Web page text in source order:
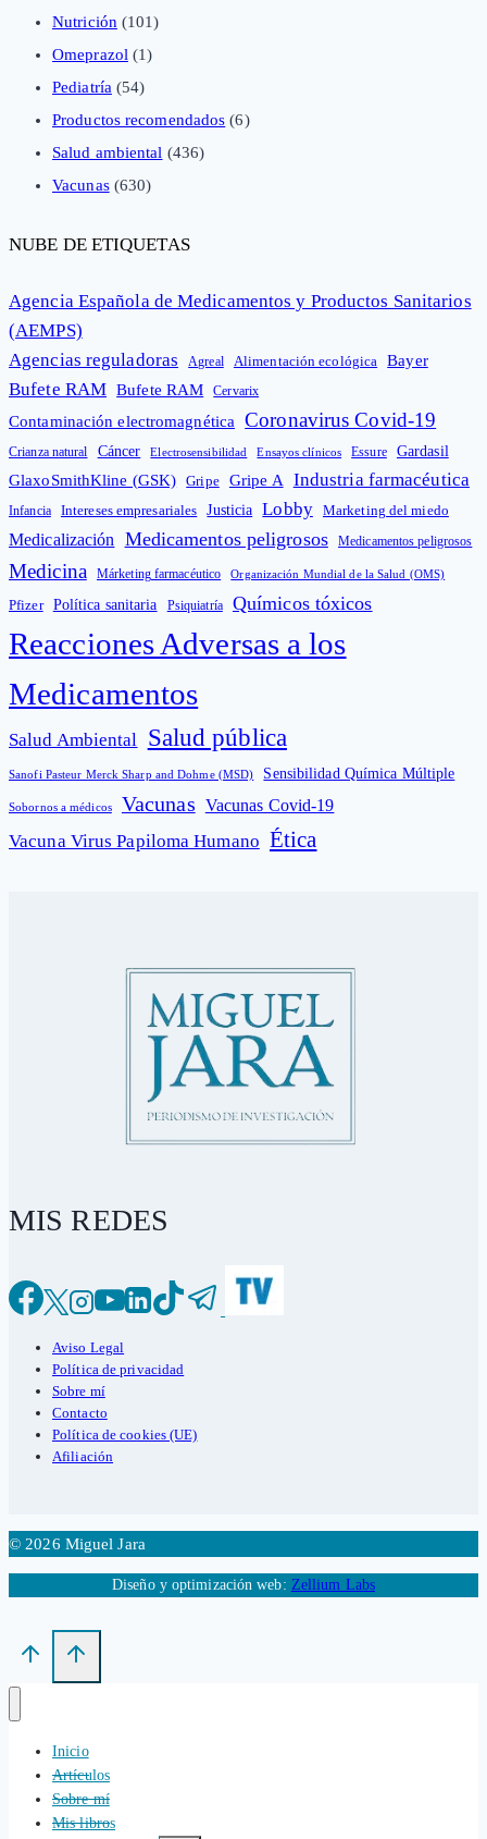
Nutrición(101)
Omeprazol(1)
Pediatría(54)
Productos recomendados (6)
Salud ambiental (436)
Vacunas(630)
NUBE DE ETIQUETAS
Agencia Española de Medicamentos y Productos Sanitarios
(AEMPS)
Agencias reguladoras
Agreal Alimentación ecológica Bayer
Bufete RAM Bufete RAM Cervarix
Contaminación electromagnética Coronavirus Covid-19
Crianza natural Cáncer Electrosensibilidad Ensayos clínicos Essure Gardasil
GlaxoSmithKline (GSK) Gripe Gripe A Industria farmacéutica
Infancia Intereses empresariales Justicia Lobby Marketing del miedo
Medicalización Medicamentos peligrosos Medicamentos peligrosos
Medicina Márketing farmacéutico Organización Mundial de la Salud (OMS)
Pfizer Política sanitaria Psiquiatría Químicos tóxicos
Reacciones Adversas a los
Medicamentos
Salud Ambiental Salud pública
Sanofi Pasteur Merck Sharp and Dohme (MSD) Sensibilidad Química Múltiple
Sobornos a médicos Vacunas Vacunas Covid-19
Vacuna Virus Papiloma Humano Ética
MIS REDES
Aviso Legal
Política de privacidad
Sobre mí
Contacto
Política de cookies (UE)
Afiliación
© 2026 Miguel Jara
Diseño y optimización web: Zellium Labs
Inicio
Artículos
Sobre mí
Mis libros